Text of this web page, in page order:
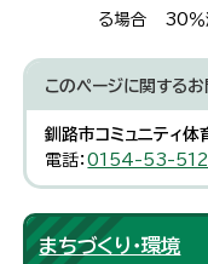
る場合 30％
このページに関するお
釧路市コミュニティ体
電話：0154-53-
まちづくり・環境